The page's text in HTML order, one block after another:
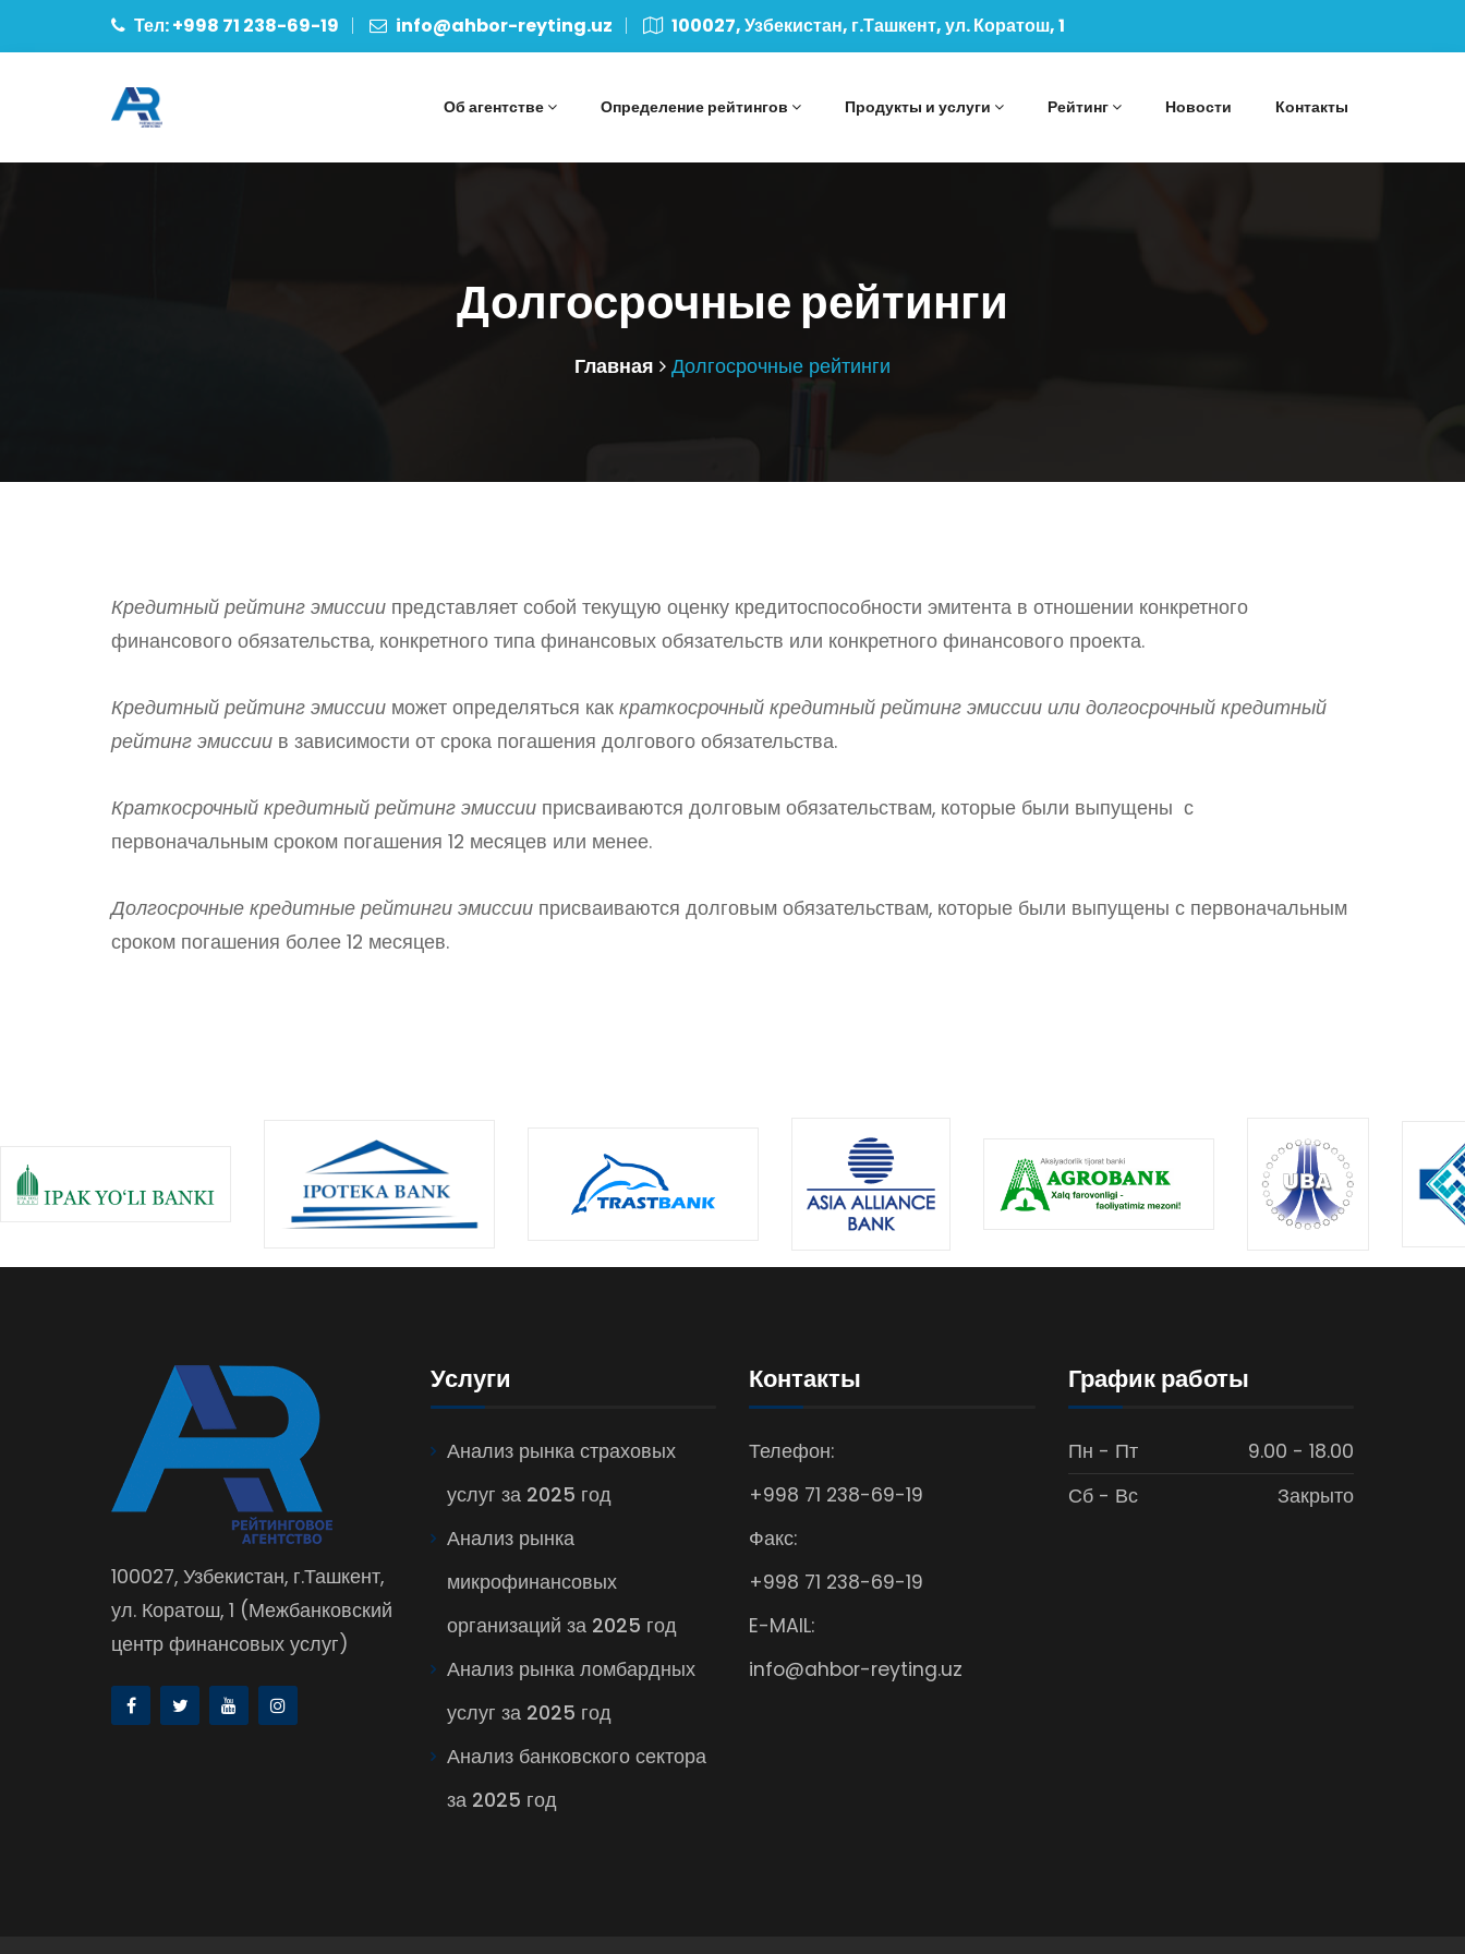
Тел: +998 71 238-69-19 info@ahbor-reyting.uz 100027, Узбекистан, г.Ташкент, ул. Коратош, 1
Об агентстве Определение рейтингов Продукты и услуги Рейтинг Новости Контакты
Долгосрочные рейтинги
Главная Долгосрочные рейтинги
Кредитный рейтинг эмиссии представляет собой текущую оценку кредитоспособности эмитента в отношении конкретного
финансового обязательства, конкретного типа финансовых обязательств или конкретного финансового проекта.
Кредитный рейтинг эмиссии может определяться как краткосрочный кредитный рейтинг эмиссии или долгосрочный кредитный
рейтинг эмиссии в зависимости от срока погашения долгового обязательства.
Краткосрочный кредитный рейтинг эмиссии присваиваются долговым обязательствам, которые были выпущены с
первоначальным сроком погашения 12 месяцев или менее.
Долгосрочные кредитные рейтинги эмиссии присваиваются долговым обязательствам, которые были выпущены с первоначальным
сроком погашения более 12 месяцев.
100027, Узбекистан, г.Ташкент,
ул. Коратош, 1 (Межбанковский
центр финансовых услуг)
Услуги
Анализ рынка страховых
услуг за 2025 год
Анализ рынка
микрофинансовых
организаций за 2025 год
Анализ рынка ломбардных
услуг за 2025 год
Анализ банковского сектора
за 2025 год
Контакты
Телефон:
+998 71 238-69-19
Факс:
+998 71 238-69-19
E-MAIL:
info@ahbor-reyting.uz
График работы
Пн - Пт
9.00 - 18.00
Сб - Вс
Закрыто